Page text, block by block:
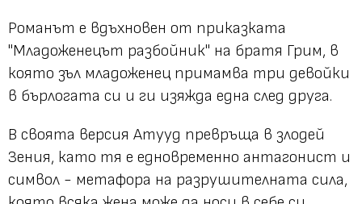
Романът е вдъхновен от приказката
"Младоженецът разбойник" на братя Грим, в
която зъл младоженец примамва три девойки
в бърлогата си и ги изяжда една след друга.
В своята версия Атууд превръща в злодей
Зения, като тя е едновременно антагонист и
символ - метафора на разрушителната сила,